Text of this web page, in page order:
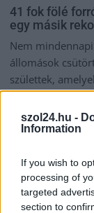
szol24.hu -
Information
If you wish to
processing of
targeted
section to
41 fok fölé
egy másik
Nem
állomások
születtek,